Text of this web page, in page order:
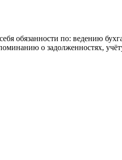
обязанности по: ведению
о задолженностях,